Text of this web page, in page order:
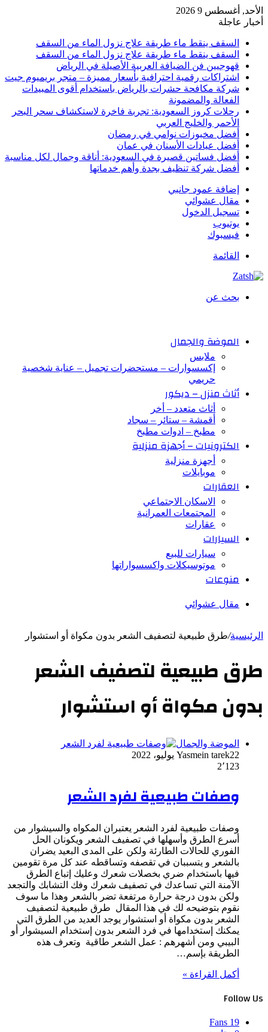
الأحد, أغسطس 9 2026
أخبار عاجلة
السقف ينقط ماء طريقة علاج نزول الماء من السقف
السقف ينقط ماء طريقة علاج نزول الماء من السقف
قهوجيين فن الضيافة العربية الأصيلة في الرياض
اشتراكات رقمية احترافية بأسعار مميزة – متجر بريميوم جيت
شركة مكافحة حشرات بالرياض باستخدام أقوى المبيدات
الفعالة والمضمونة
رحلات كروز السعودية: تجربة فاخرة لاستكشاف سحر البحر
الأحمر والخليج العربي
أفضل مخبوزات نوامي في رمضان
أفضل عيادات الأسنان في عمان
أفضل فساتين قصيرة في السعودية: أناقة وجمال لكل مناسبة
أفضل شركة تنظيف بجدة وأهم خدماتها
إضافة عمود جانبي
مقال عشوائي
تسجيل الدخول
يوتيوب
فيسبوك
القائمة
بحث عن
الموضة والجمال
ملابس
إكسسوارات – مستحضرات تجميل – عناية شخصية
حريمي
أثاث منزل – ديكور
أثاث متعدد – أخر
أقمشة – ستائر – سجاد
مطبخ – ادوات مطبخ
الكترونيات – أجهزة منزلية
أجهزة منزلية
موبايلات
العقارات
الاسكان الاجتماعي
المجتمعات العمرانية
عقارات
السيارات
سيارات للبيع
موتوسيكلات واكسسواراتها
منوعات
مقال عشوائي
الرئيسية/طرق طبيعية لتصفيف الشعر بدون مكواة أو استشوار
طرق طبيعية لتصفيف الشعر
بدون مكواة أو استشوار
الموضة والجمال
Yasmein tarek22 يوليو، 2022
2٬123
وصفات طبيعية لفرد الشعر
وصفات طبيعية لفرد الشعر يعتبران المكواه والسيشوار من
أسرع الطرق وأسهلها في تصفيف الشعر ويكونان الحل
الفوري للحالات الطارئة ولكن على المدى البعيد يضران
بالشعر و يتسببان في تقصفه وتساقطه عند كل مرة تقومين
فيها باستخدام ضري بخصلات شعرك وعليك إتباع الطرق
الآمنة التي تساعدك في تصفيف شعرك وفك التشابك والتجعد
ولكن بدون درجة حرارة مرتفعة تضر بالشعر وهذا ما سوف
نقوم بتوضيحه لك في هذا المقال طرق طبيعية لتصفيف
الشعر بدون مكواة أو استشوار يوجد العديد من الطرق التي
يمكنك إستخدامها في فرد الشعر بدون إستخدام السيشوار أو
البيبي ومن أشهرهم : عمل الشعر طاقية وتعرف هذه
الطريقة بإسم…
أكمل القراءة »
Follow Us
19
Fans